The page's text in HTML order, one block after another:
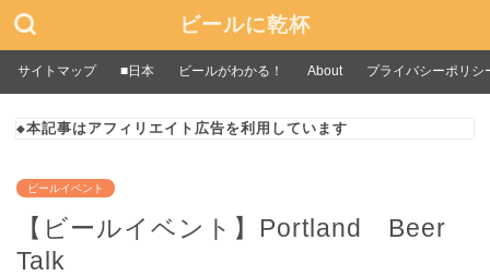
ビールに乾杯
サイトマップ ■日本 ビールがわかる！ About プライバシーポリシ
◆本記事はアフィリエイト広告を利用しています
ビールイベント
【ビールイベント】Portland Beer
Talk